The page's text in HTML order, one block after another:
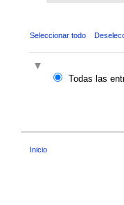
Seleccionar todo
Todas las
Inicio